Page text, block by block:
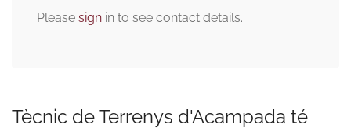
Please sign in to see contact details.
Tècnic de Terrenys d'Acampada té